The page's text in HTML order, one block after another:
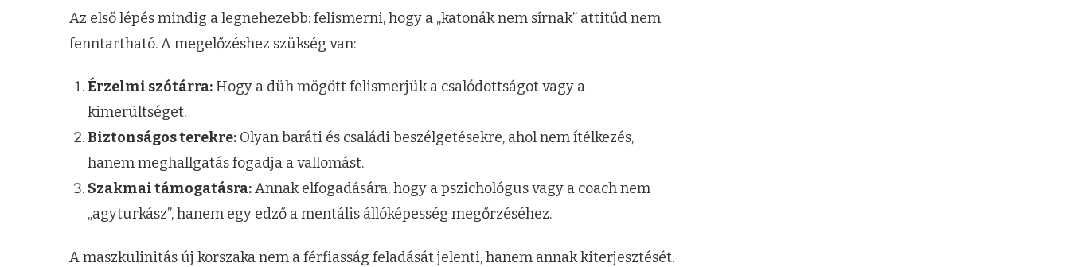
Az első lépés mindig a legnehezebb: felismerni, hogy a „katonák nem sírnak” attitűd nem
fenntartható. A megelőzéshez szükség van:
Érzelmi szótárra: Hogy a düh mögött felismerjük a csalódottságot vagy a
kimerültséget.
Biztonságos terekre: Olyan baráti és családi beszélgetésekre, ahol nem ítélkezés,
hanem meghallgatás fogadja a vallomást.
Szakmai támogatásra:Annak elfogadására, hogy a pszichológus vagy a coach nem
„agyturkász”, hanem egy edző a mentális állóképesség megőrzéséhez.
A maszkulinitás új korszaka nem a férfiasság feladását jelenti, hanem annak kiterjesztését.